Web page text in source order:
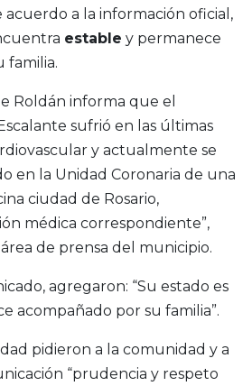
acuerdo a la información oficial,
estable y permanece
familia.
Roldán informa que el
sufrió en las últimas
y actualmente se
en la Unidad Coronaria de una
ciudad de Rosario,
médica correspondiente”,
de prensa del municipio.
agregaron: “Su estado es
acompañado por su familia”.
pidieron a la comunidad y a
“prudencia y respeto